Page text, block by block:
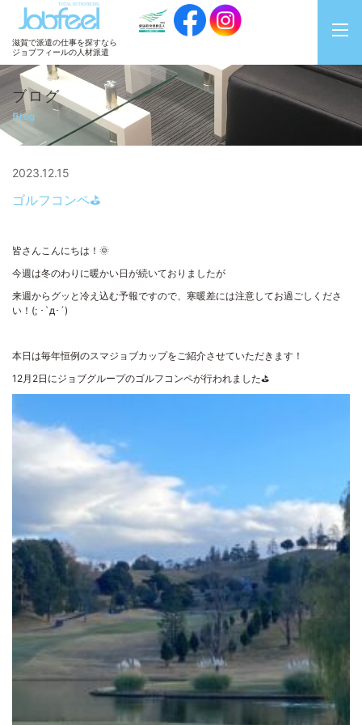
JobFeel
滋賀で派遣の仕事を探すなら
ジョブフィールの人材派遣
ブログ
Blog
2023.12.15
ゴルフコンペ⛳
皆さんこんにちは！🌞
今週は冬のわりに暖かい日が続いておりましたが
来週からグッと冷え込む予報ですので、寒暖差には注意してお過ごしくださ
い！(; ･`д･´)
本日は毎年恒例のスマジョブカップをご紹介させていただきます！
12月2日にジョブグループのゴルフコンペが行われました⛳